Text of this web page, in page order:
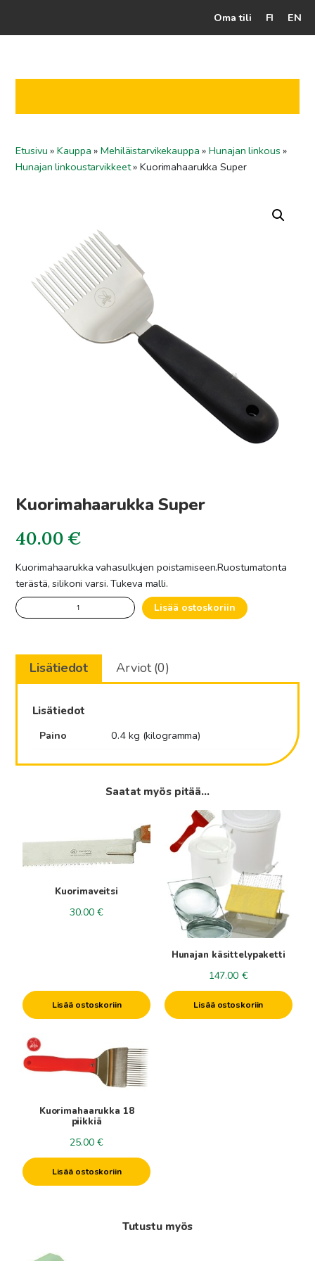
Oma tili FI EN
Jälleenmyyjät
Ohjeet ja vinkit
Etusivu »Kauppa »Mehiläistarvikekauppa »Hunajan linkous »
Hunajan linkoustarvikkeet»Kuorimahaarukka Super
Kuorimahaarukka Super
40.00€
Kuorimahaarukka vahasulkujen poistamiseen.Ruostumatonta
terästä, silikoni varsi. Tukeva malli.
Kuorimahaarukka
Super
Lisää ostoskoriin
Lisätiedot Arviot (0)
Lisätiedot
Paino
0.4 kg (kilogramma)
Saatat myös pitää...
Kuorimaveitsi
30.00 €
Lisää ostoskoriin
Hunajan käsittelypaketti
147.00 €
Lisää ostoskoriin
Kuorimahaarukka 18
piikkiä
25.00 €
Lisää ostoskoriin
Tutustu myös
Tällä